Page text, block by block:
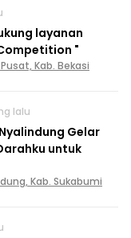
layanan
"
Kab. Bekasi
lalu
Gelar
untuk
Kab. Sukabumi